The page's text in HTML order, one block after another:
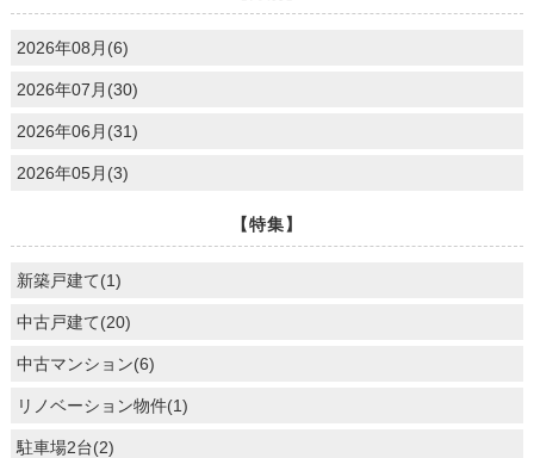
2026年08月(6)
2026年07月(30)
2026年06月(31)
2026年05月(3)
【特集】
新築戸建て(1)
中古戸建て(20)
中古マンション(6)
リノベーション物件(1)
駐車場2台(2)